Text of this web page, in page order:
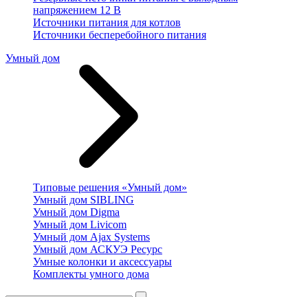
напряжением 12 В
Источники питания для котлов
Источники бесперебойного питания
Умный дом
Типовые решения «Умный дом»
Умный дом SIBLING
Умный дом Digma
Умный дом Livicom
Умный дом Ajax Systems
Умный дом АСКУЭ Ресурс
Умные колонки и аксессуары
Комплекты умного дома